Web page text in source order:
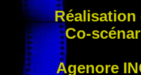
Réalisation
Co-
Agenore